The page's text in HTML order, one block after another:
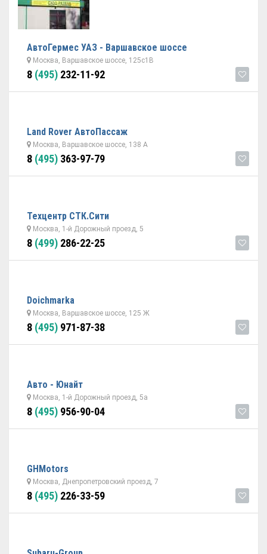
АвтоГермес УАЗ - Варшавское шоссе
Москва, Варшавское шоссе, 125с1В
8 (495) 232-11-92
Land Rover АвтоПассаж
Москва, Варшавское шоссе, 138 А
8 (495) 363-97-79
Техцентр СТК.Сити
Москва, 1-й Дорожный проезд, 5
8 (499) 286-22-25
Doichmarka
Москва, Варшавское шоссе, 125 Ж
8 (495) 971-87-38
Авто - Юнайт
Москва, 1-й Дорожный проезд, 5а
8 (495) 956-90-04
GHMotors
Москва, Днепропетровский проезд, 7
8 (495) 226-33-59